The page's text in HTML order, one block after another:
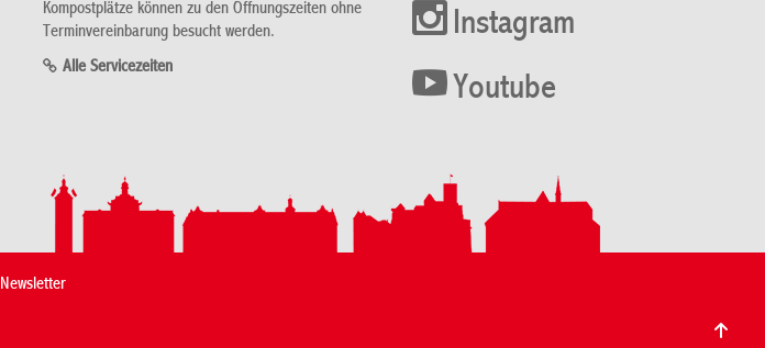
Kompostplätze können zu den Öffnungszeiten ohne
Terminvereinbarung besucht werden.
Alle Servicezeiten
Instagram
Youtube
Newsletter